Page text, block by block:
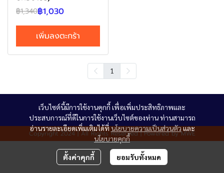
฿1,340฿1,030
เพิ่มลงตะกร้า
1
เว็บไซต์นี้มีการใช้งานคุกกี้ เพื่อเพิ่มประสิทธิภาพและ
ประสบการณ์ที่ดีในการใช้งานเว็บไซต์ของท่าน ท่านสามารถ
อ่านรายละเอียดเพิ่มเติมได้ที่นโยบายความเป็นส่วนตัวและ
นโยบายคุกกี้
ตั้งค่าคุกกี้ ยอมรับทั้งหมด
Copyright 2024 | All Rights Reserved | Powered by MWE